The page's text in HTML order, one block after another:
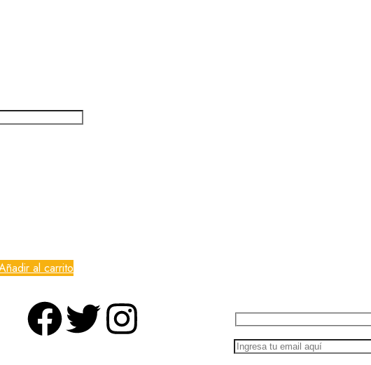
al carrito